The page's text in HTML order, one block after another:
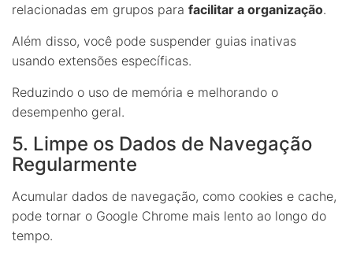
relacionadas em grupos para facilitar a organização.
Além disso, você pode suspender guias inativas
usando extensões específicas.
Reduzindo o uso de memória e melhorando o
desempenho geral.
5. Limpe os Dados de Navegação
Regularmente
Acumular dados de navegação, como cookies e cache,
pode tornar o Google Chrome mais lento ao longo do
tempo.